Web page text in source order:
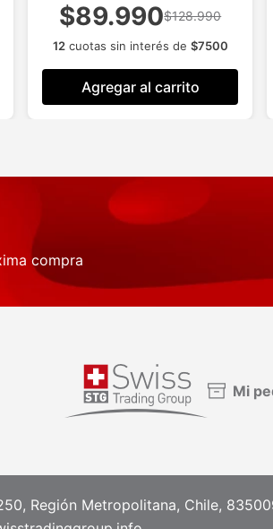
$89.990$128.990
12cuotas sin interés de $7500
Agregar al carrito
compra
Mi
Región Metropolitana, Chile,